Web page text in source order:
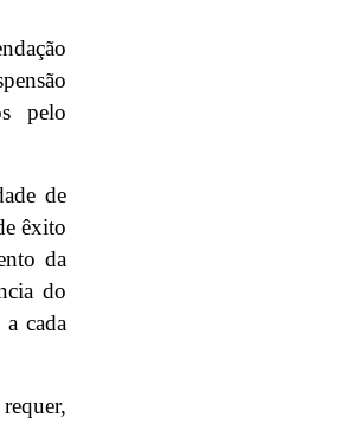
pelo
de
êxito
da
do
cada